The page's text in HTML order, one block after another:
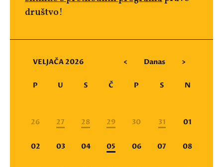
društvo!
VELJAČA 2026 < Danas >
P U S Č P S N
26 27 28 29 30 31 01
02 03 04 05 06 07 08